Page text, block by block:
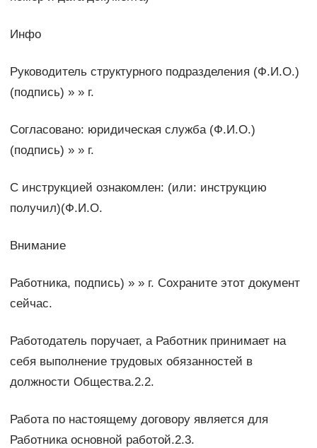
Инфо
Руководитель структурного подразделения (Ф.И.О.)
(подпись) » » г.
Согласовано: юридическая служба (Ф.И.О.)
(подпись) » » г.
С инструкцией ознакомлен: (или: инструкцию
получил)(Ф.И.О.
Внимание
Работника, подпись) » » г. Сохраните этот документ
сейчас.
Работодатель поручает, а Работник принимает на
себя выполнение трудовых обязанностей в
должности Общества.2.2.
Работа по настоящему договору является для
Работника основной работой.2.3.